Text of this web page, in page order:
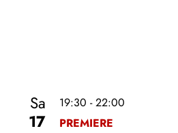
Sa
17
19:30 - 22:00
PREMIERE